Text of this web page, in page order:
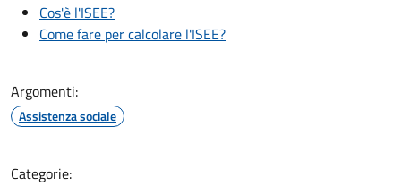
Cos'è l'ISEE?
Come fare per calcolare l'ISEE?
Argomenti:
Assistenza sociale
Categorie: